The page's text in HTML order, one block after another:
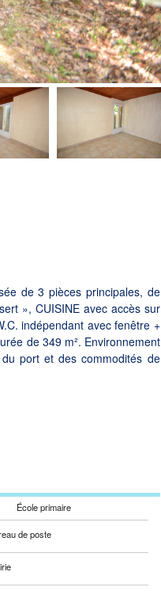
de 3 pièces principales, de
», CUISINE avec accès sur
indépendant avec fenêtre +
de 349 m². Environnement
port et des commodités de
École primaire
de poste